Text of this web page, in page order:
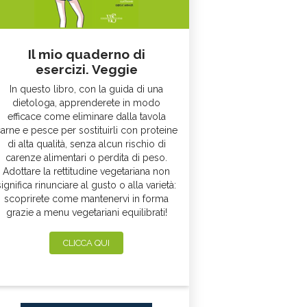
Il mio quaderno di
esercizi. Veggie
In questo libro, con la guida di una
dietologa, apprenderete in modo
efficace come eliminare dalla tavola
e pesce per sostituirli con proteine
di alta qualità, senza alcun rischio di
carenze alimentari o perdita di peso.
Adottare la rettitudine vegetariana non
rinunciare al gusto o alla varietà:
scoprirete come mantenervi in forma
grazie a menu vegetariani equilibrati!
CLICCA QUI